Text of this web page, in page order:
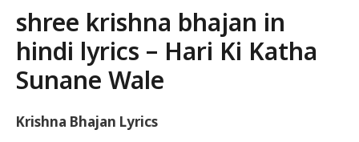
shree krishna bhajan in
hindi lyrics – Hari Ki Katha
Sunane Wale
Krishna Bhajan Lyrics